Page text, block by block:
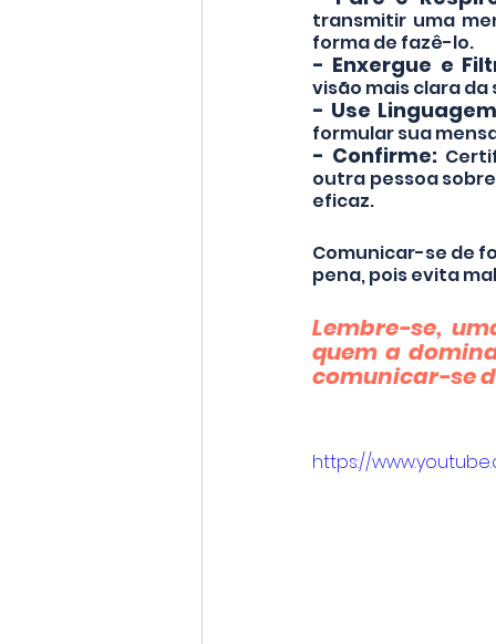
transmitir uma
forma de fazê-lo.
- Enxergue e
visão mais clara
- Use
formular sua
- Confirme:
outra pessoa
eficaz.
Comunicar-se de
pena, pois evita
Lembre-se,
quem a
comunicar-se
https://